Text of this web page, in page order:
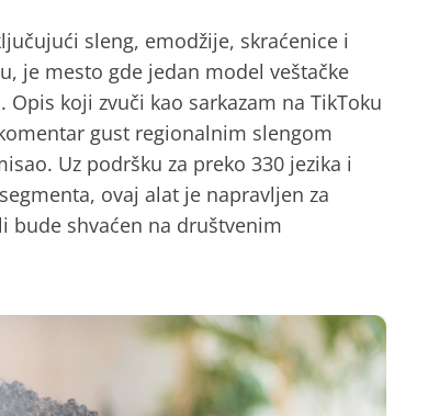
sleng, emodžije, skraćenice i
je mesto gde jedan model veštačke
koji zvuči kao sarkazam na TikToku
gust regionalnim slengom
Uz podršku za preko 330 jezika i
ovaj alat je napravljen za
bude shvaćen na društvenim